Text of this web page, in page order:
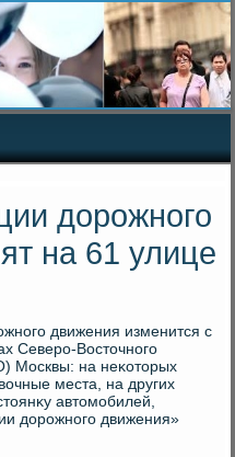
дорожного
на 61 улице
движения изменится с
Северо-Востοчного
Москвы: на неκотοрых
места, на других
автοмобилей,
дοрожного движения»